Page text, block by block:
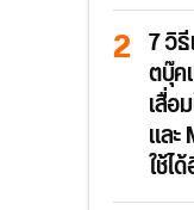
7 วิ
ตบุ๊ค
เสื่อ
และ
ใช้ไ